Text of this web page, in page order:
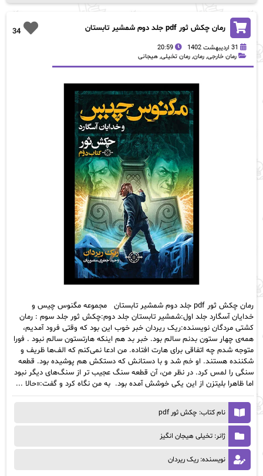
34 رمان چکش ثور pdf جلد دوم شمشیر تابستان
31 اردیبهشت 1402
20:59
رمان خارجی, رمان, رمان تخیلی, هیجانی
رمان چکش ثور pdf جلد دوم شمشیر تابستان مجموعه مگنوس چیس و
خدایان آسگارد جلد اول:شمشیر تابستان جلد دوم:چکش ثور جلد سوم : رمان
کشتی مردگان نویسنده:ریک ریردان خبر خوب این بود که وقتی فرود آمدیم،
همه‌ی چهار ستون بدنم سالم بود. خبر بد هم اینکه هارتستون سالم نبود . فورا
متوجه شدم چه اتفاقی برای هارت افتاده. من ادعا نمی‌کنم که الف‌ها ظریف و
شکننده هستند. او خم شد و با دستانش که دستکش هم پوشیده بود. قطعه
سنگی را لمس کرد. در نظر من، آن قطعه سنگ عجیب تر از سنگ‌های دیگر نبود
اما ظاهرا بلیتزن از این یکی خوشش آمده بود. به من نگاه کرد و گفت:«حالا ...
نام کتاب: چکش ثور pdf
ژانر: تخیلی هیجان انگیز
نویسنده: ریک ریردان